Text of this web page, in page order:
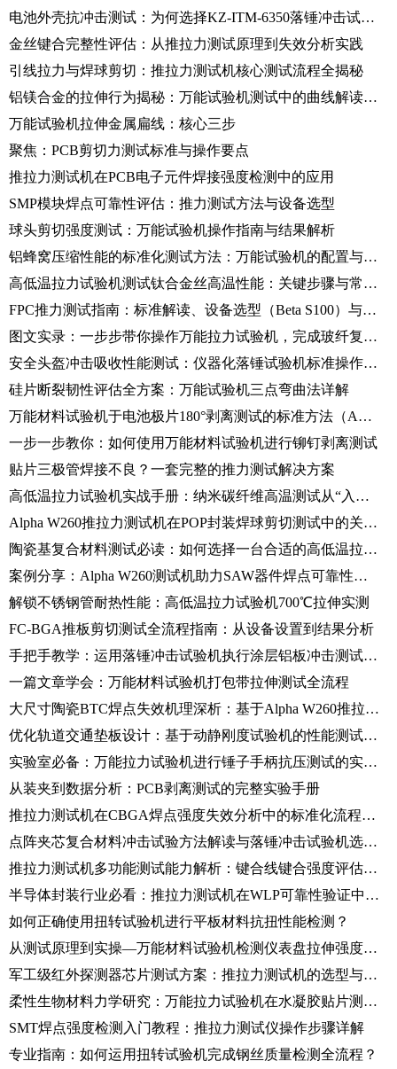
电池外壳抗冲击测试：为何选择KZ-ITM-6350落锤冲击试验机？
金丝键合完整性评估：从推拉力测试原理到失效分析实践
引线拉力与焊球剪切：推拉力测试机核心测试流程全揭秘
铝镁合金的拉伸行为揭秘：万能试验机测试中的曲线解读与性能分析
万能试验机拉伸金属扁线：核心三步
聚焦：PCB剪切力测试标准与操作要点
推拉力测试机在PCB电子元件焊接强度检测中的应用
SMP模块焊点可靠性评估：推力测试方法与设备选型
球头剪切强度测试：万能试验机操作指南与结果解析
铝蜂窝压缩性能的标准化测试方法：万能试验机的配置与操作实践
高低温拉力试验机测试钛合金丝高温性能：关键步骤与常见误区
FPC推力测试指南：标准解读、设备选型（Beta S100）与测试全流程
图文实录：一步步带你操作万能拉力试验机，完成玻纤复材拉伸实验
安全头盔冲击吸收性能测试：仪器化落锤试验机标准操作规范（SOP）
硅片断裂韧性评估全方案：万能试验机三点弯曲法详解
万能材料试验机于电池极片180°剥离测试的标准方法（ASTM D903）
一步一步教你：如何使用万能材料试验机进行铆钉剥离测试
贴片三极管焊接不良？一套完整的推力测试解决方案
高低温拉力试验机实战手册：纳米碳纤维高温测试从“入门”到“精通”
Alpha W260推拉力测试机在POP封装焊球剪切测试中的关键应用与操作流程
陶瓷基复合材料测试必读：如何选择一台合适的高低温拉力试验机？
案例分享：Alpha W260测试机助力SAW器件焊点可靠性测试
解锁不锈钢管耐热性能：高低温拉力试验机700℃拉伸实测
FC-BGA推板剪切测试全流程指南：从设备设置到结果分析
手把手教学：运用落锤冲击试验机执行涂层铝板冲击测试的规范流程
一篇文章学会：万能材料试验机打包带拉伸测试全流程
大尺寸陶瓷BTC焊点失效机理深析：基于Alpha W260推拉力测试机的应用与操作
优化轨道交通垫板设计：基于动静刚度试验机的性能测试与分析
实验室必备：万能拉力试验机进行锤子手柄抗压测试的实操指南
从装夹到数据分析：PCB剥离测试的完整实验手册
推拉力测试机在CBGA焊点强度失效分析中的标准化流程与实践
点阵夹芯复合材料冲击试验方法解读与落锤冲击试验机选型指南
推拉力测试机多功能测试能力解析：键合线键合强度评估的标准化流程
半导体封装行业必看：推拉力测试机在WLP可靠性验证中的关键应用
如何正确使用扭转试验机进行平板材料抗扭性能检测？
从测试原理到实操—万能材料试验机检测仪表盘拉伸强度的完整方案
军工级红外探测器芯片测试方案：推拉力测试机的选型与应用
柔性生物材料力学研究：万能拉力试验机在水凝胶贴片测试中的应用
SMT焊点强度检测入门教程：推拉力测试仪操作步骤详解
专业指南：如何运用扭转试验机完成钢丝质量检测全流程？